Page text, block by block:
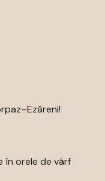
în orele de vârf